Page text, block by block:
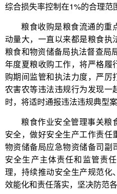
综合损失率控制在1%的合理范
粮食收购是粮食流通的重
动量大，一直以来都是粮食执
粮食和物资储备局执法督查局
年度夏粮收购工作，将严格履
购期间监管和执法力度，严
农害农等违法违规行为发现一
时，将适时通报违法违规典型
粮食作业安全管理事关粮
安全，做好安全生产工作责任
物资储备局应急物资储备司副
安全生产主体责任和监管责
理，持续推动安全生产规范化
效能化和责任落实，坚决防范